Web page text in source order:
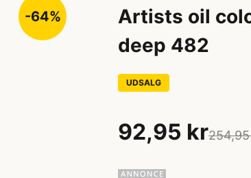
-64%
Artists oil
deep 482
UDSALG
92,95 kr